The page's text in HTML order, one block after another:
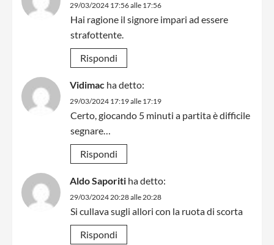
29/03/2024 17:56 alle 17:56
Hai ragione il signore impari ad essere
strafottente.
Rispondi
Vidimac ha detto:
29/03/2024 17:19 alle 17:19
Certo, giocando 5 minuti a partita è difficile
segnare…
Rispondi
Aldo Saporiti ha detto:
29/03/2024 20:28 alle 20:28
Si cullava sugli allori con la ruota di scorta
Rispondi